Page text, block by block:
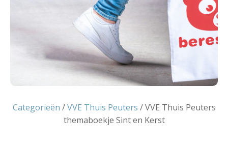
Categorieën /VVE Thuis Peuters / VVE Thuis Peuters
themaboekje Sint en Kerst